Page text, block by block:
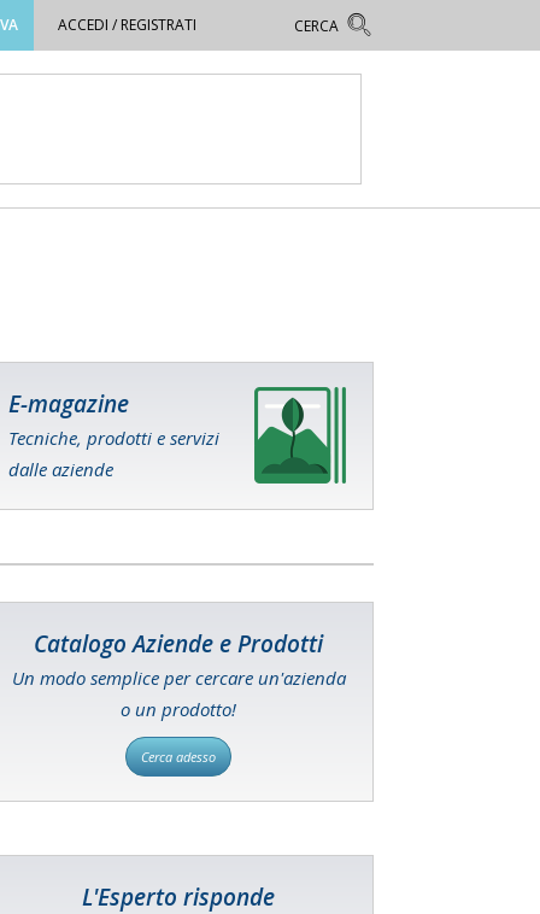
ACCEDI / REGISTRATI
E-magazine
Tecniche, prodotti e servizi
dalle aziende
Catalogo Aziende e Prodotti
Un modo semplice per cercare un'azienda
o un prodotto!
Cerca adesso
L'Esperto risponde